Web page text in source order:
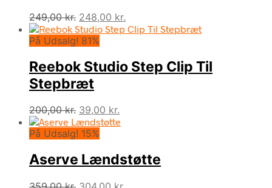
249,00kr. Den
oprindelige
pris
249,00 kr..
248,00 kr.
aktuelle
248,00 kr..
På Udsalg! 81%
Reebok Studio Step Clip Til
Stepbræt
200,00kr. Den
oprindelige
pris
200,00 kr..
39,00 kr.
aktuelle
39,00 kr..
På Udsalg! 15%
Aserve Lændstøtte
Den